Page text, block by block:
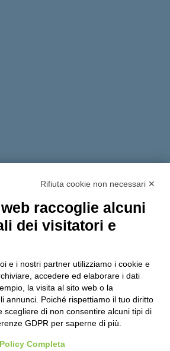
Privacy Policy
Obiettivi di accessibilità
30, Collegno
Email: toic8cg002@istruzione.it
(PEC):toic8cg002@pec.istruzione.it
Amministrazioni (IPA): D0ZZDV0V
Rifiuta cookie non necessari ✕
raccoglie alcuni
dei visitatori e
e i nostri partner utilizziamo i cookie e
accedere ed elaborare i dati
la visita al sito web o la
annunci. Poiché rispettiamo il tuo diritto
scegliere di non consentire alcuni tipi di
GDPR per saperne di più.
Completa